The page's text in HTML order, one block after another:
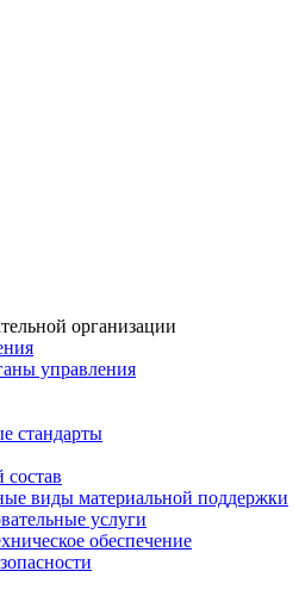
организации
управления
стандарты
состав
виды материальной поддержки
услуги
обеспечение